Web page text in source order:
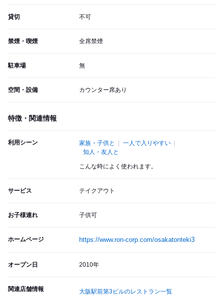
貸切 不可
禁煙・喫煙 全席禁煙
駐車場 無
空間・設備 カウンター席あり
特徴・関連情報
利用シーン 家族・子供と
一人で入りやすい
知人・友人と
こんな時によく使われます。
サービス テイクアウト
お子様連れ 子供可
ホームページ https://www.ron-corp.com/osakatonteki3
オープン日 2010年
関連店舗情報
大阪駅前第3ビルのレストラン一覧